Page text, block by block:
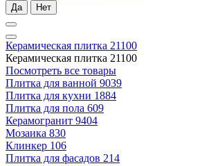
Да Нет
Керамическая плитка 21100
Керамическая плитка 21100
Посмотреть все товары
Плитка для ванной 9039
Плитка для кухни 1884
Плитка для пола 609
Керамогранит 9404
Мозаика 830
Клинкер 106
Плитка для фасадов 214